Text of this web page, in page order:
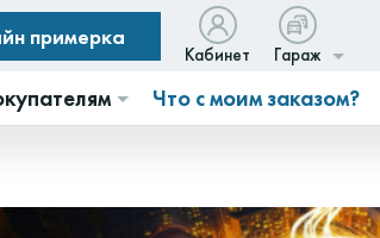
примерка
Кабинет Гараж
Что с моим заказом?